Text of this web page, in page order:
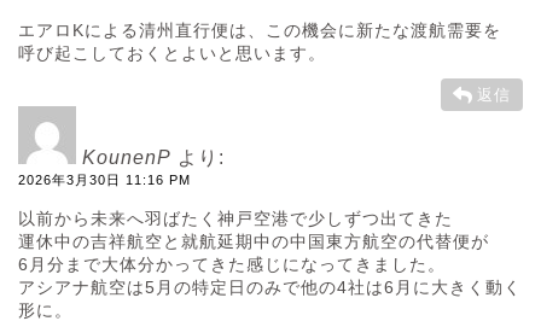
エアロKによる清州直行便は、この機会に新たな渡航需要を
呼び起こしておくとよいと思います。
返信
KounenP より:
2026年3月30日 11:16 PM
以前から未来へ羽ばたく神戸空港で少しずつ出てきた
運休中の吉祥航空と就航延期中の中国東方航空の代替便が
6月分まで大体分かってきた感じになってきました。
アシアナ航空は5月の特定日のみで他の4社は6月に大きく動く
形に。